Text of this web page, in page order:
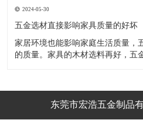
的改造创新，设计制造了一系列更
的新
2024-05-30
五金选材直接影响家具质量的好坏
家居环境也能影响家庭生活质量，
的质量。家具的木材选料再好，五
金、铝合金等。不同五金的加工工
理、焊接、机械加东莞市宏浩五金制品